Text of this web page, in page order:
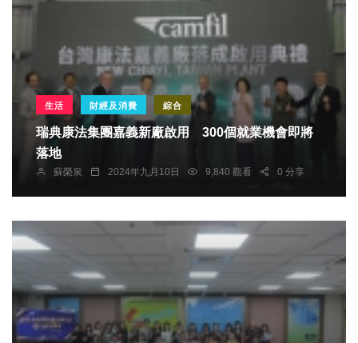
生活 財經及消費 綜合
瑞典康法集團嘉義新廠啟用 300個就業機會即將
落地
蘇榮泉 2024年九月10日 9,840 觀看 0 分享